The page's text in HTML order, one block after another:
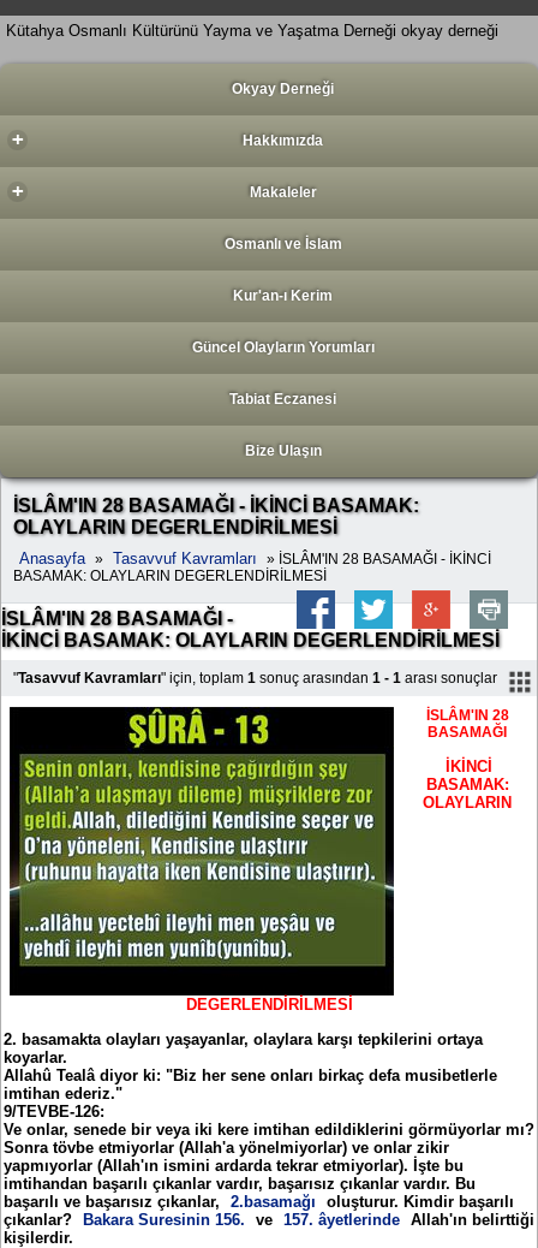
Kütahya Osmanlı Kültürünü Yayma ve Yaşatma Derneği okyay derneği
Okyay Derneği
+ Hakkımızda
+ Makaleler
Osmanlı ve İslam
Kur'an-ı Kerim
Güncel Olayların Yorumları
Tabiat Eczanesi
Bize Ulaşın
İSLÂM'IN 28 BASAMAĞI - İKİNCİ BASAMAK:
OLAYLARIN DEGERLENDİRİLMESİ
Anasayfa » Tasavvuf Kavramları
» İSLÂM'IN 28 BASAMAĞI - İKİNCİ
BASAMAK: OLAYLARIN DEGERLENDİRİLMESİ
İSLÂM'IN 28 BASAMAĞI -
İKİNCİ BASAMAK: OLAYLARIN DEGERLENDİRİLMESİ
"Tasavvuf Kavramları" için, toplam 1 sonuç arasından 1 - 1 arası sonuçlar
İSLÂM'IN 28
BASAMAĞI
İKİNCİ
BASAMAK:
OLAYLARIN
DEGERLENDİRİLMESİ
2. basamakta olayları yaşayanlar, olaylara karşı tepkilerini ortaya
koyarlar.
Allahû Tealâ diyor ki: "Biz her sene onları birkaç defa musibetlerle
imtihan ederiz."
9/TEVBE-126:
Ve onlar, senede bir veya iki kere imtihan edildiklerini görmüyorlar mı?
Sonra tövbe etmiyorlar (Allah'a yönelmiyorlar) ve onlar zikir
yapmıyorlar (Allah'ın ismini ardarda tekrar etmiyorlar). İşte bu
imtihandan başarılı çıkanlar vardır, başarısız çıkanlar vardır. Bu
başarılı ve başarısız çıkanlar,
2.basamağı
oluşturur. Kimdir başarılı
çıkanlar? Bakara Suresinin 156. ve 157. âyetlerinde Allah'ın belirttiği
kişilerdir.